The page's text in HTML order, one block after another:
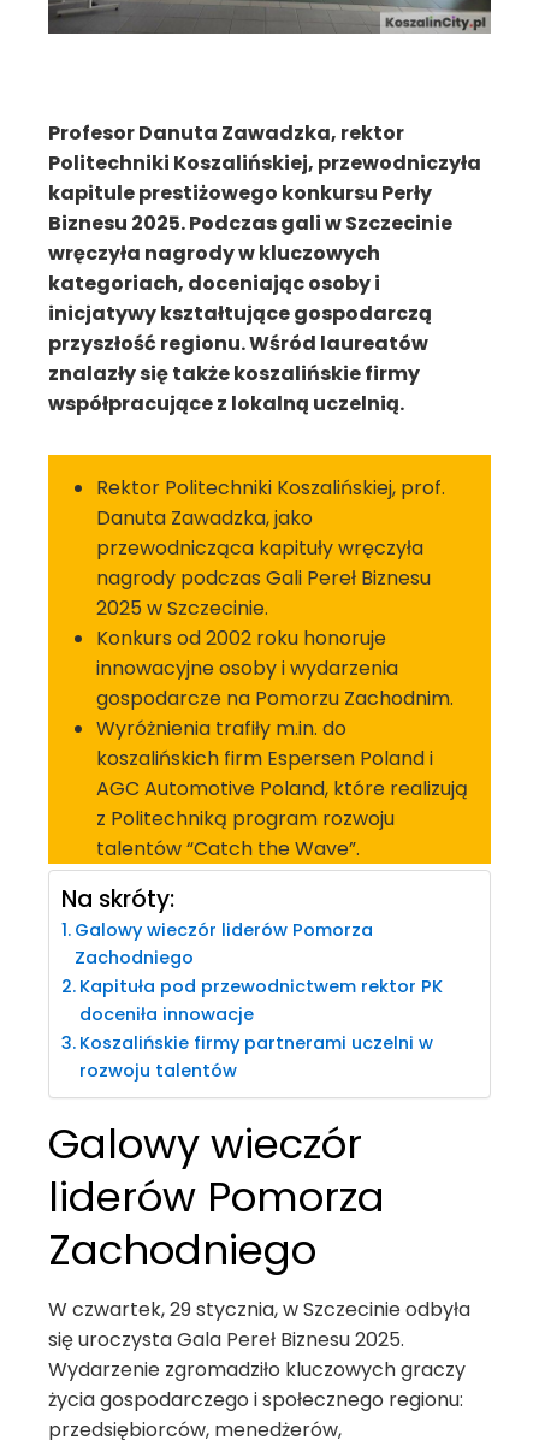
Profesor Danuta Zawadzka, rektor
Politechniki Koszalińskiej, przewodniczyła
kapitule prestiżowego konkursu Perły
Biznesu 2025. Podczas gali w Szczecinie
wręczyła nagrody w kluczowych
kategoriach, doceniając osoby i
inicjatywy kształtujące gospodarczą
przyszłość regionu. Wśród laureatów
znalazły się także koszalińskie firmy
współpracujące z lokalną uczelnią.
Rektor Politechniki Koszalińskiej, prof.
Danuta Zawadzka, jako
przewodnicząca kapituły wręczyła
nagrody podczas Gali Pereł Biznesu
2025 w Szczecinie.
Konkurs od 2002 roku honoruje
innowacyjne osoby i wydarzenia
gospodarcze na Pomorzu Zachodnim.
Wyróżnienia trafiły m.in. do
koszalińskich firm Espersen Poland i
AGC Automotive Poland, które realizują
z Politechniką program rozwoju
talentów “Catch the Wave”.
Na skróty:
Galowy wieczór liderów Pomorza
Zachodniego
Kapituła pod przewodnictwem rektor PK
doceniła innowacje
Koszalińskie firmy partnerami uczelni w
rozwoju talentów
Galowy wieczór
liderów Pomorza
Zachodniego
W czwartek, 29 stycznia, w Szczecinie odbyła
się uroczysta Gala Pereł Biznesu 2025.
Wydarzenie zgromadziło kluczowych graczy
życia gospodarczego i społecznego regionu:
przedsiębiorców, menedżerów,